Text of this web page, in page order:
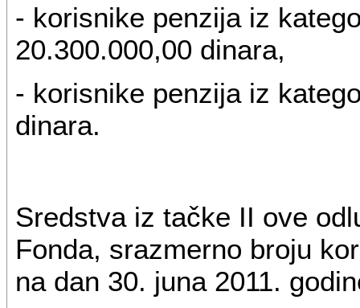
- korisnike penzija iz
20.300.000,00 dinara,
- korisnike penzija iz
dinara.
Sredstva iz tačke II ove
Fonda, srazmerno broju
na dan 30. juna 2011.